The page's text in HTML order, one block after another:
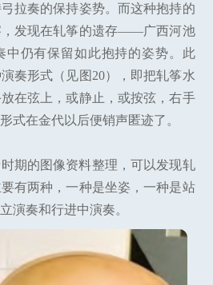
拉奏的保持姿势。而这种抱持的
，发现在轧筝的遗存——广西河池
中仍有保留如此抱持的姿势。此
奏形式（见图20），即把轧筝水
在弦上，或静止，或按弦，右手
式在金代以后便销声匿迹了。
期的图像资料整理，可以发现轧
有两种，一种是坐姿，一种是站
演奏和行进中演奏。